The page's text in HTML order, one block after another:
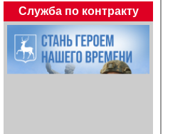
Служба по контракту